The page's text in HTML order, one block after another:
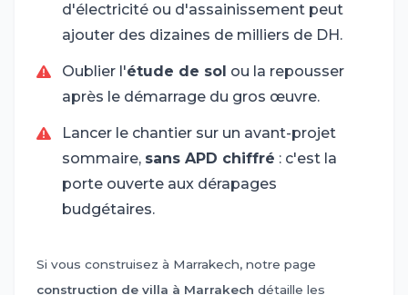
d'électricité ou d'assainissement peut
ajouter des dizaines de milliers de DH.
Oublier l'étude de sol ou la repousser
après le démarrage du gros œuvre.
Lancer le chantier sur un avant-projet
sommaire, sans APD chiffré : c'est la
porte ouverte aux dérapages
budgétaires.
Si vous construisez à Marrakech, notre page
construction de villa à Marrakech détaille les